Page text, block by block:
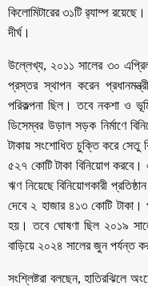
কিলোমিটারের ৩১টি র‌্যাম্প
দীর্ঘ।
উল্লেখ্য, ২০১১ সালের ৩০
প্রস্তর স্থাপন করেন
পরিকল্পনা ছিল। তবে নকশা ও
ডিসেম্বর উড়াল সড়ক নির্মাণে
টাকায় সংশোধিত চুক্তি করে সেতু
৫২৭ কোটি টাকা বিনিয়োগ
ঋণ নিয়েছে বিনিয়োগকারী
দেবে ২ হাজার ৪১৩ কোটি টাকা।
হয়। তবে ঘোষণা ছিল ২০১৯
বাড়িয়ে ২০২৪ সালের জুন পর্যন্ত
সংশ্লিষ্টরা বলছেন, হাতিরঝিলে